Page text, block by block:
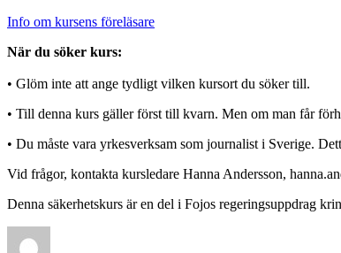
Info om kursens föreläsare
När du söker kurs:
• Glöm inte att ange tydligt vilken kursort du söker till.
• Till denna kurs gäller först till kvarn. Men om man får
• Du måste vara yrkesverksam som journalist i Sverige.
Vid frågor, kontakta kursledare Hanna Andersson,
Denna säkerhetskurs är en del i Fojos regeringsuppdrag